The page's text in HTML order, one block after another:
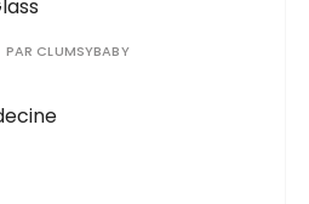
PAR CLUMSYBABY